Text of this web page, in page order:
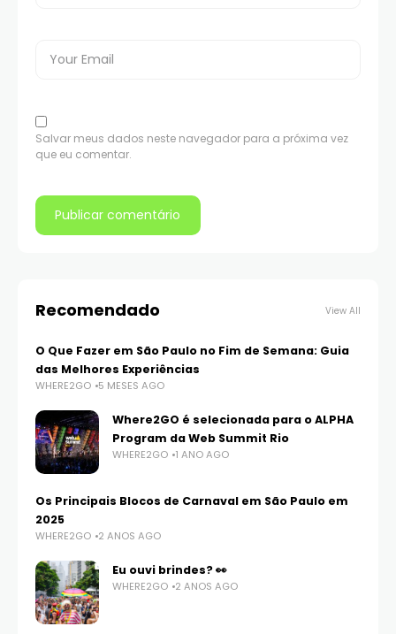
Salvar meus dados neste navegador para a próxima vez
que eu comentar.
Recomendado View All
O Que Fazer em São Paulo no Fim de Semana: Guia
das Melhores Experiências
WHERE2GO 5 MESES AGO
Where2GO é selecionada para o ALPHA
Program da Web Summit Rio
WHERE2GO 1 ANO AGO
Os Principais Blocos de Carnaval em São Paulo em
2025
WHERE2GO 2 ANOS AGO
Eu ouvi brindes? 👀
WHERE2GO 2 ANOS AGO